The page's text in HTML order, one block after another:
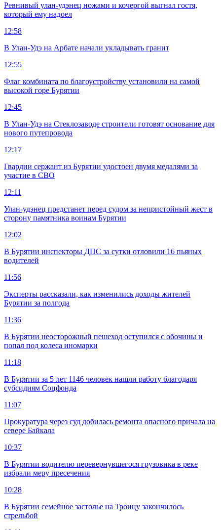
Ревнивый улан-удэнец ножами и кочергой выгнал гостя,
который ему надоел
12:58
В Улан-Удэ на Арбате начали укладывать гранит
12:55
Флаг комбината по благоустройству установили на самой
высокой горе Бурятии
12:45
В Улан-Удэ на Стеклозаводе строители готовят основание для
нового путепровода
12:17
Гвардии сержант из Бурятии удостоен двумя медалями за
участие в СВО
12:11
Улан-удэнец предстанет перед судом за непристойный жест в
сторону памятника воинам Бурятии
12:02
В Бурятии инспекторы ДПС за сутки отловили 16 пьяных
водителей
11:56
Эксперты рассказали, как изменились доходы жителей
Бурятии за полгода
11:36
В Бурятии неосторожный пешеход оступился с обочины и
попал под колеса иномарки
11:18
В Бурятии за 5 лет 1146 человек нашли работу благодаря
субсидиям Соцфонда
11:07
Прокуратура через суд добилась ремонта опасного причала на
севере Байкала
10:37
В Бурятии водителю перевернувшегося грузовика в реке
избрали меру пресечения
10:28
В Бурятии семейное застолье на Троицу закончилось
стрельбой